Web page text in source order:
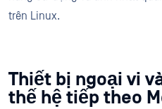
trên Linux.
Thiết bị ngoại vi
thế hệ tiếp theo